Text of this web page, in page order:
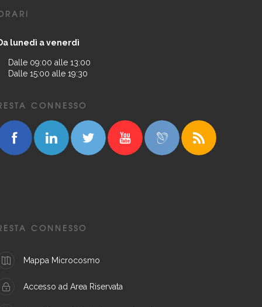
lunedì a venerdì
Dalle 09:00 alle 13:00
Dalle 15:00 alle 19:30
CONNESSO
CONNESSO
Mappa Microcosmo
Accesso ad Area Riservata